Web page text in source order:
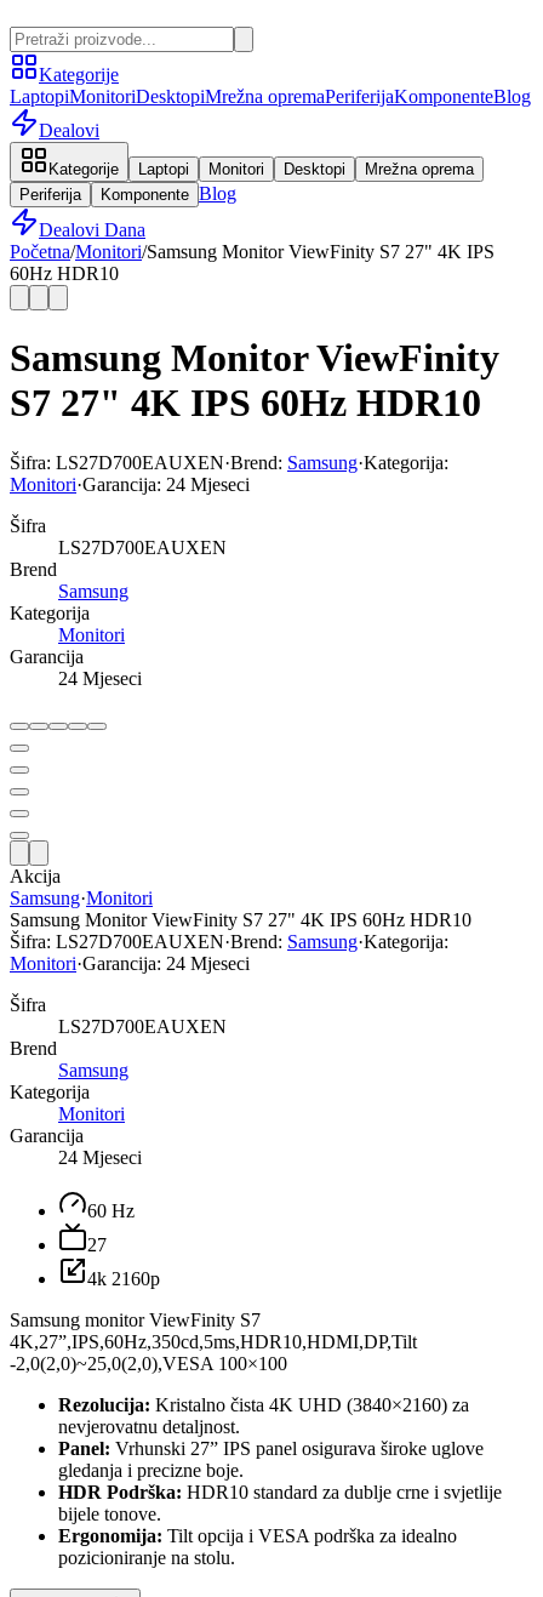
Kategorije
LaptopiMonitoriDesktopiMrežna opremaPeriferijaKomponenteBlog
Dealovi
Kategorije Laptopi Monitori Desktopi
Mrežna oprema
Periferija
Komponente Blog
Dealovi Dana
Početna/Monitori/Samsung Monitor ViewFinity S7 27" 4K IPS
60Hz HDR10
Samsung Monitor ViewFinity
S7 27" 4K IPS 60Hz HDR10
Šifra: LS27D700EAUXEN·Brend: Samsung·Kategorija:
Monitori·Garancija: 24 Mjeseci
Šifra
LS27D700EAUXEN
Brend
Samsung
Kategorija
Monitori
Garancija
24 Mjeseci
Akcija
Samsung·Monitori
Samsung Monitor ViewFinity S7 27" 4K IPS 60Hz HDR10
Šifra: LS27D700EAUXEN·Brend: Samsung·Kategorija:
Monitori·Garancija: 24 Mjeseci
Šifra
LS27D700EAUXEN
Brend
Samsung
Kategorija
Monitori
Garancija
24 Mjeseci
60 Hz
27
4k 2160p
Samsung monitor ViewFinity S7
4K,27”,IPS,60Hz,350cd,5ms,HDR10,HDMI,DP,Tilt
-2,0(2,0)~25,0(2,0),VESA 100×100
Rezolucija: Kristalno čista 4K UHD (3840×2160) za
nevjerovatnu detaljnost.
Panel: Vrhunski 27” IPS panel osigurava široke uglove
gledanja i precizne boje.
HDR Podrška: HDR10 standard za dublje crne i svjetlije
bijele tonove.
Ergonomija: Tilt opcija i VESA podrška za idealno
pozicioniranje na stolu.